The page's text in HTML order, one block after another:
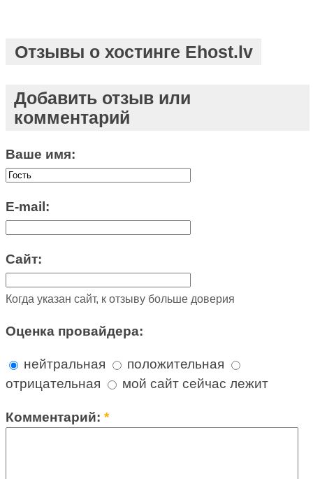
Отзывы о хостинге Ehost.lv
Добавить отзыв или
комментарий
Ваше имя:
E-mail:
Сайт:
Когда указан сайт, к отзыву больше доверия
Оценка провайдера:
нейтральная
положительная
отрицательная
мой сайт сейчас лежит
Комментарий:*